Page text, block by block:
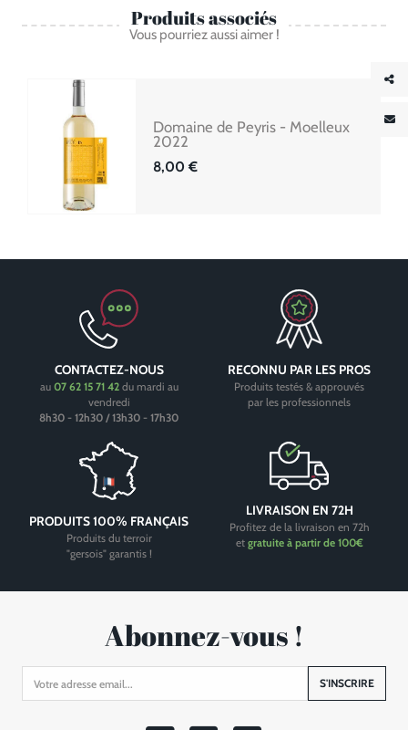
Produits associés
Vous pourriez aussi aimer !
Domaine de Peyris - Moelleux
2022
8,00 €
CONTACTEZ-NOUS
au 07 62 15 71 42du mardi au
vendredi
8h30 - 12h30 / 13h30 - 17h30
RECONNU PAR LES PROS
Produits testés & approuvés
par les professionnels
PRODUITS 100% FRANÇAIS
Produits du terroir
"gersois" garantis !
LIVRAISON EN 72H
Profitez de la livraison en 72h
et gratuite à partir de 100€
Abonnez-vous !
S'INSCRIRE